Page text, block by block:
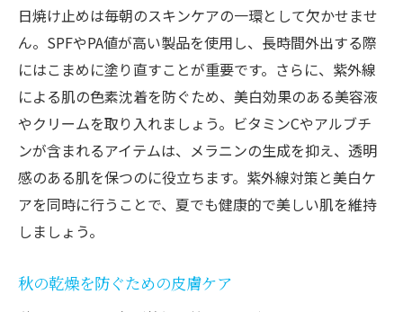
日焼け止めは毎朝のスキンケアの一環として欠かせませ
ん。SPFやPA値が高い製品を使用し、長時間外出する際
にはこまめに塗り直すことが重要です。さらに、紫外線
による肌の色素沈着を防ぐため、美白効果のある美容液
やクリームを取り入れましょう。ビタミンCやアルブチ
ンが含まれるアイテムは、メラニンの生成を抑え、透明
感のある肌を保つのに役立ちます。紫外線対策と美白ケ
アを同時に行うことで、夏でも健康的で美しい肌を維持
しましょう。
秋の乾燥を防ぐための皮膚ケア